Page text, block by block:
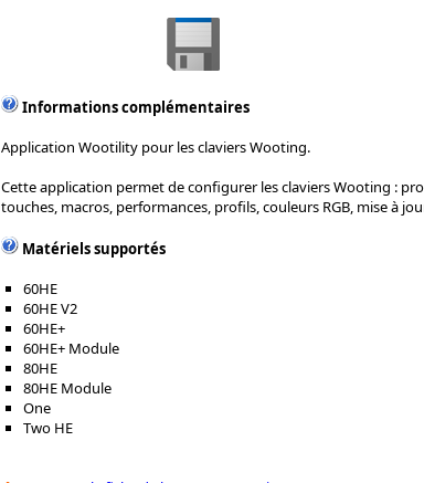
Informations complémentaires
Application Wootility pour les claviers Wooting.
Cette application permet de configurer les claviers Wooting :
touches, macros, performances, profils, couleurs RGB, mise à
Matériels supportés
60HE
60HE V2
60HE+
60HE+ Module
80HE
80HE Module
One
Two HE